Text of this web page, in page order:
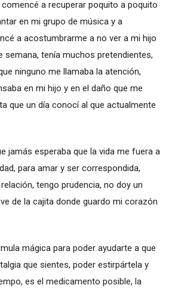
comencé a recuperar poquito a poquito
en mi grupo de música y a
a acostumbrarme a no ver a mi hijo
semana, tenía muchos pretendientes,
ninguno me llamaba la atención,
en mi hijo y en el daño que me
que un día conocí al que actualmente
jamás esperaba que la vida me fuera a
para amar y ser correspondida,
tengo prudencia, no doy un
de la cajita donde guardo mi corazón
mágica para poder ayudarte a que
que sientes, poder estirpártela y
es el medicamento posible, la